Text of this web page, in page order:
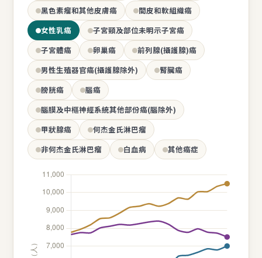
黑色素瘤和其他皮膚癌
間皮和軟組織癌
女性乳癌
子宮頸及部位未明示子宮癌
子宮體癌
卵巢癌
前列腺(攝護腺)癌
男性生殖器官癌(攝護腺除外)
腎臟癌
膀胱癌
腦癌
腦膜及中樞神經系統其他部份癌(腦除外)
甲狀腺癌
何杰金氏淋巴瘤
非何杰金氏淋巴瘤
白血病 其他癌症